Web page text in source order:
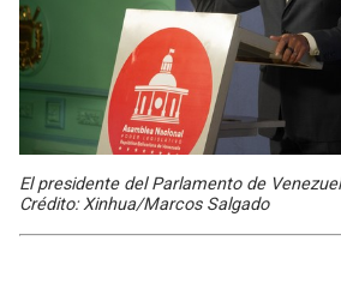
El presidente del Parlamento de
Crédito: Xinhua/Marcos Salgado